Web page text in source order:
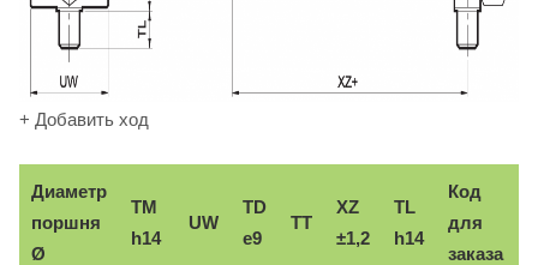
+ Добавить ход
Диаметр
поршня
Ø
TM
h14
UW
TD
e9
TT
XZ
±1,2
TL
h14
Код
для
заказа